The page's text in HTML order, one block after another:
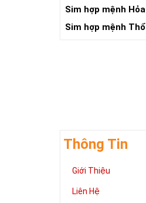
Sim hợp mệnh Hỏa
Sim hợp mệnh Thổ
Thông Tin
Giới Thiệu
Liên Hệ